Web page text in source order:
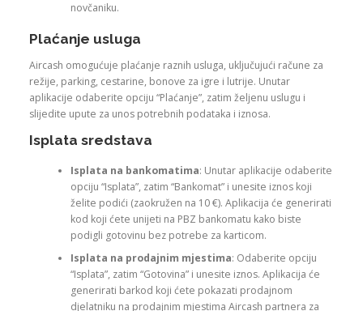
novčaniku.
Plaćanje usluga
Aircash omogućuje plaćanje raznih usluga, uključujući račune za
režije, parking, cestarine, bonove za igre i lutrije. Unutar
aplikacije odaberite opciju “Plaćanje”, zatim željenu uslugu i
slijedite upute za unos potrebnih podataka i iznosa.
Isplata sredstava
Isplata na bankomatima: Unutar aplikacije odaberite
opciju “Isplata”, zatim “Bankomat” i unesite iznos koji
želite podići (zaokružen na 10 €). Aplikacija će generirati
kod koji ćete unijeti na PBZ bankomatu kako biste
podigli gotovinu bez potrebe za karticom.
Isplata na prodajnim mjestima: Odaberite opciju
“Isplata”, zatim “Gotovina” i unesite iznos. Aplikacija će
generirati barkod koji ćete pokazati prodajnom
djelatniku na prodajnim mjestima Aircash partnera za